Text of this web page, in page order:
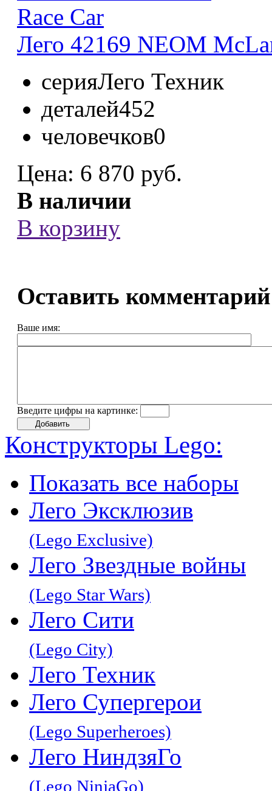
Лего 42169 NEOM
серияЛего Техник
деталей452
человечков0
Цена: 6 870 руб.
В наличии
В корзину
Оставить
Ваше имя:
Введите цифры на картинке:
Конструкторы Lego:
Показать все наборы
Лего Эксклюзив
(Lego Exclusive)
Лего Звeздные войны
(Lego Star Wars)
Лего Сити
(Lego City)
Лего Техник
Лего Супергерои
(Lego Superheroes)
Лего НиндзяГо
(Lego NinjaGo)